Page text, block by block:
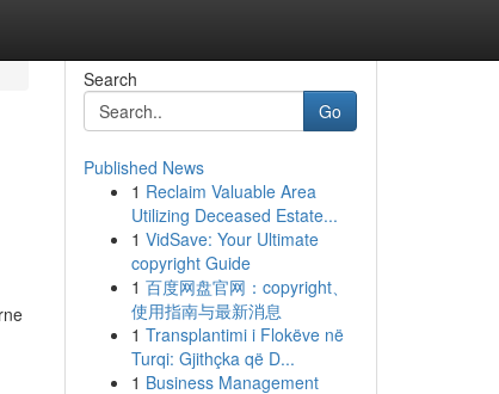
Search
Go
Published News
1 Reclaim Valuable Area
Utilizing Deceased Estate...
1 VidSave: Your Ultimate
copyright Guide
1 百度网盘官网：copyright、
使用指南与最新消息
1 Transplantimi i Flokëve në
Turqi: Gjithçka që D...
1 Business Management